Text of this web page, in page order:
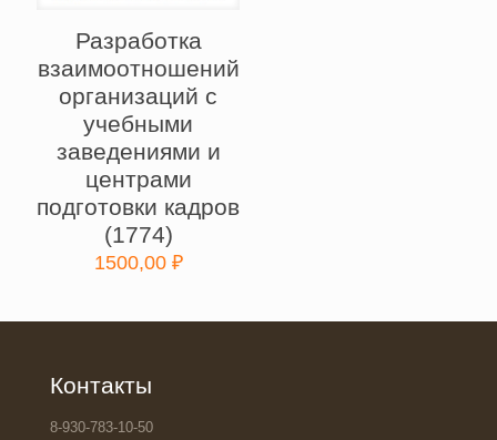
Разработка
взаимоотношений
организаций с
учебными
заведениями и
центрами
подготовки кадров
(1774)
1500,00 ₽
Контакты
8-930-783-10-50